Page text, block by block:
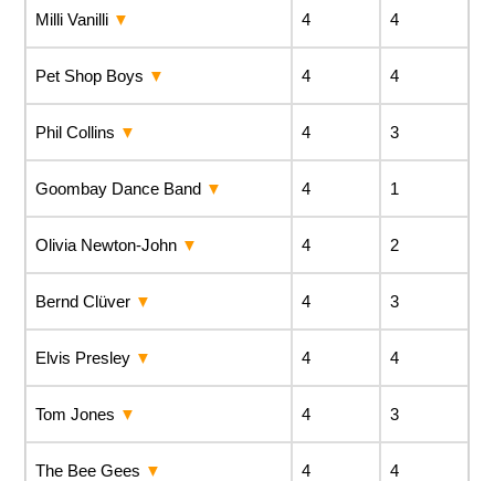
Milli Vanilli 4 4
Pet Shop Boys 4 4
Phil Collins 4 3
Goombay Dance Band 4 1
Olivia Newton-John 4 2
Bernd Clüver 4 3
Elvis Presley 4 4
Tom Jones 4 3
The Bee Gees 4 4